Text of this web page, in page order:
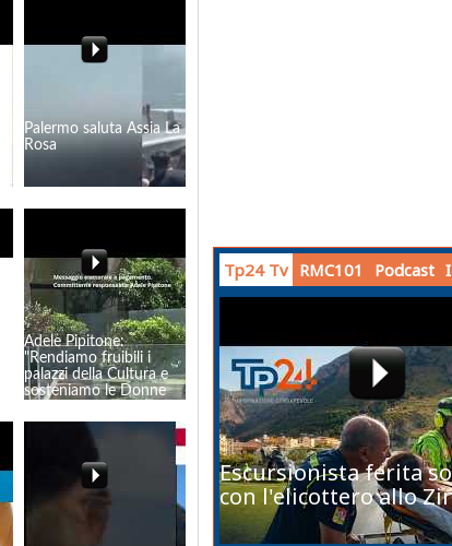
Palermo saluta Assia La
Rosa
Adele Pipitone:
"Rendiamo fruibili i
palazzi della Cultura e
sosteniamo le Donne
Tp24 Tv RMC101 Podcast
Escursionista ferita
con l'elicottero allo